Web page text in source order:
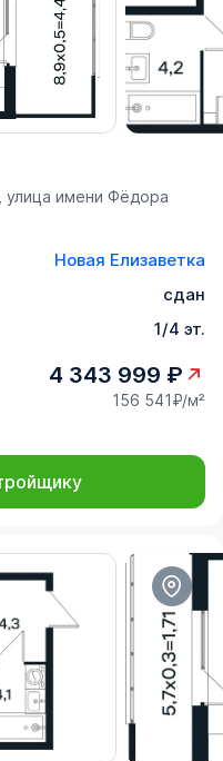
улица имени Фёдора
Новая Елизаветка
сдан
1/4 эт.
4 343 999 ₽
156 541₽/м²